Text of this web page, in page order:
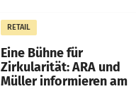
erwirtschaftet, was einem
von 3,8 Prozent gegenüber
dem Vergleichszeitraum
RETAIL
Eine Bühne für
Zirkularität: ARA und
Müller informieren am